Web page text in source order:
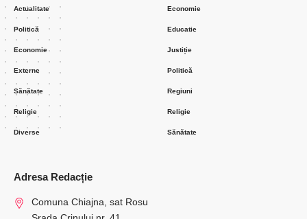
Actualitate
Politică
Economie
Externe
Sănătate
Religie
Diverse
Economie
Educatie
Justiție
Politică
Regiuni
Religie
Sănătate
Adresa Redacție
Comuna Chiajna, sat Rosu